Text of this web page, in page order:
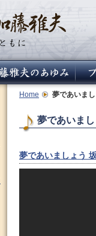
Home 夢であいまし
夢であいま
夢であいましょう